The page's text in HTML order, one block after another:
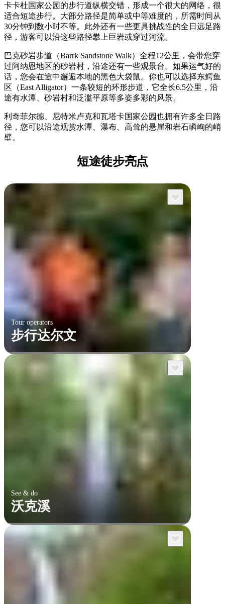
卡卡杜国家公园的步行道纵横交错，形成一个很大的网络，很
适合短途步行。大部分路径是简单或中等难度的，所需时间从
30分钟到数小时不等。此外还有一些更具挑战性的全日远足路
径，游客可以沿这些路径攀上巨岩或穿过河流。
巴克砂岩步道（Barrk Sandstone Walk）全程12公里，会带您穿
过阿纳恩地区的砂岩村，沿途还有一些观景台。如果运气好的
话，您会在途中邂逅本地的黑色大袋鼠。你也可以选择东鳄鱼
区（East Alligator）一条较短的环形步道，它全长6.5公里，沿
途有水潭、砂岩村和泛滥平原等多姿多彩的风景。
利奇菲尔德、尼特米卢克和瓦塔卡国家公园也拥有许多全日路
径，您可以沿途观赏水潭、瀑布、高耸的悬崖和岩石嶙峋的峭
壁。
短途徒步亮点
Tour operators
步行达尔文
See & do
沃克溪